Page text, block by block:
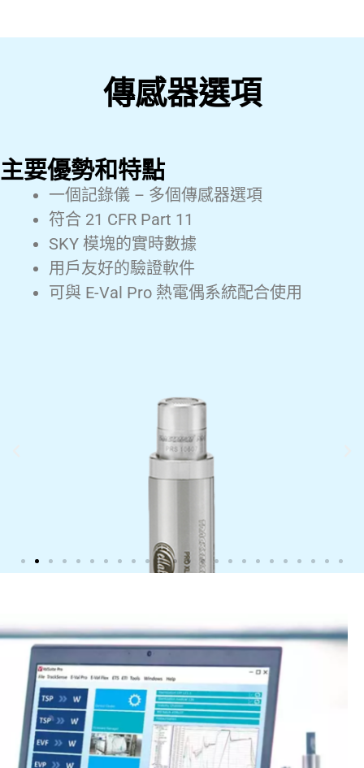
傳感器選項
主要優勢和特點
一個記錄儀 – 多個傳感器選項
符合 21 CFR Part 11
SKY 模塊的實時數據
用戶友好的驗證軟件
可與 E-Val Pro 熱電偶系統配合使用